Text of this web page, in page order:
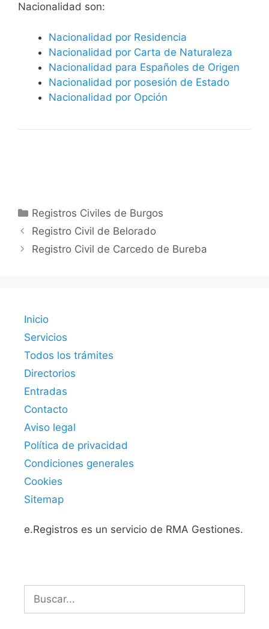
Nacionalidad son:
Nacionalidad por Residencia
Nacionalidad por Carta de Naturaleza
Nacionalidad para Españoles de Origen
Nacionalidad por posesión de Estado
Nacionalidad por Opción
Categorías
Registros Civiles de Burgos
Registro Civil de Belorado
Registro Civil de Carcedo de Bureba
Inicio
Servicios
Todos los trámites
Directorios
Entradas
Contacto
Aviso legal
Política de privacidad
Condiciones generales
Cookies
Sitemap
e.Registros es un servicio de RMA Gestiones.
Buscar: